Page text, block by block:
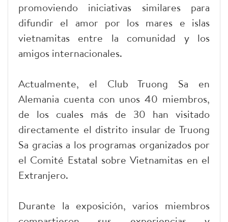
promoviendo iniciativas similares para
difundir el amor por los mares e islas
vietnamitas entre la comunidad y los
amigos internacionales.
Actualmente, el Club Truong Sa en
Alemania cuenta con unos 40 miembros,
de los cuales más de 30 han visitado
directamente el distrito insular de Truong
Sa gracias a los programas organizados por
el Comité Estatal sobre Vietnamitas en el
Extranjero.
Durante la exposición, varios miembros